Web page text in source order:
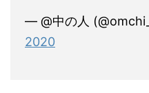
— @中の人
2020